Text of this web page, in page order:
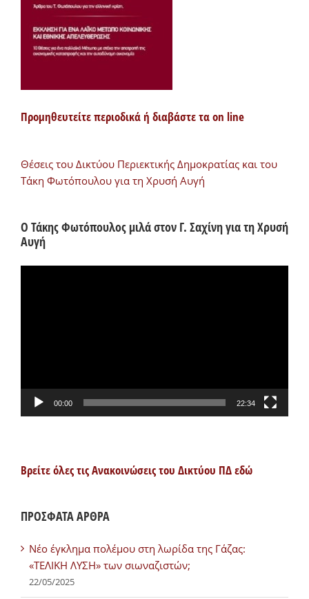
Προμηθευτείτε περιοδικά ή διαβάστε τα on line
Θέσεις του Δικτύου Περιεκτικής Δημοκρατίας και του
Τάκη Φωτόπουλου για τη Χρυσή Αυγή
Ο Τάκης Φωτόπουλος μιλά στον Γ. Σαχίνη για τη Χρυσή
Αυγή
00:00 22:34
Βρείτε όλες τις Ανακοινώσεις του Δικτύου ΠΔ εδώ
ΠΡΟΣΦΑΤΑ ΑΡΘΡΑ
Νέο έγκλημα πολέμου στη λωρίδα της Γάζας:
«ΤΕΛΙΚΗ ΛΥΣΗ» των σιωναζιστών;
22/05/2025